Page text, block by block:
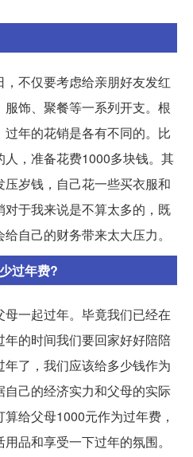
不仅要考虑给亲朋好友发红
饰、聚餐等一系列开支。根
年的花销是各有不同的。比
，准备花费1000多块钱。其
岁钱，自己花一些买衣服和
于我来说是不算太多的，既
自己的财务带来太大压力。
过年费?
一起过年。毕竟我们已经在
的时间我们要回家好好陪陪
了，我们应该给多少钱作为
己的经济实力和父母的实际
给父母1000元作为过年费，
品和享受一下过年的氛围。